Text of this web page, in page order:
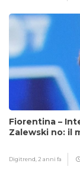
Fiorentina –
Zalewski no: il
Digitrend, 2 anni fa